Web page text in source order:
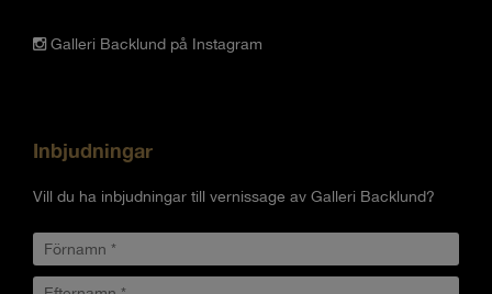
Galleri Backlund på Instagram
Inbjudningar
Vill du ha inbjudningar till vernissage av Galleri Backlund?